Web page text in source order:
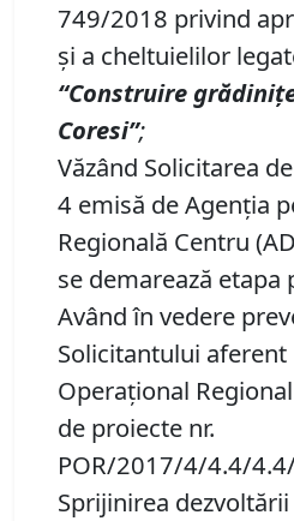
749/2018 privind
și a cheltuielilor
“Construire
Coresi”;
Văzând Solicitarea
4 emisă de Agenția
Regională Centru
se demarează
Având în vedere
Solicitantului
Operaţional
de proiecte nr.
POR/2017/4/4.4/
Sprijinirea